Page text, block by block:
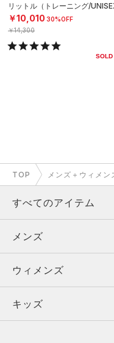
リットル（トレーニング/
￥10,010 30%OFF
￥14,300
SOLD
TOP メンズ＋ウィメン
すべてのアイテム
メンズ
ウィメンズ
キッズ
メンズ
トップス
ボトムス
ウィメンズ
トップス
キッズ